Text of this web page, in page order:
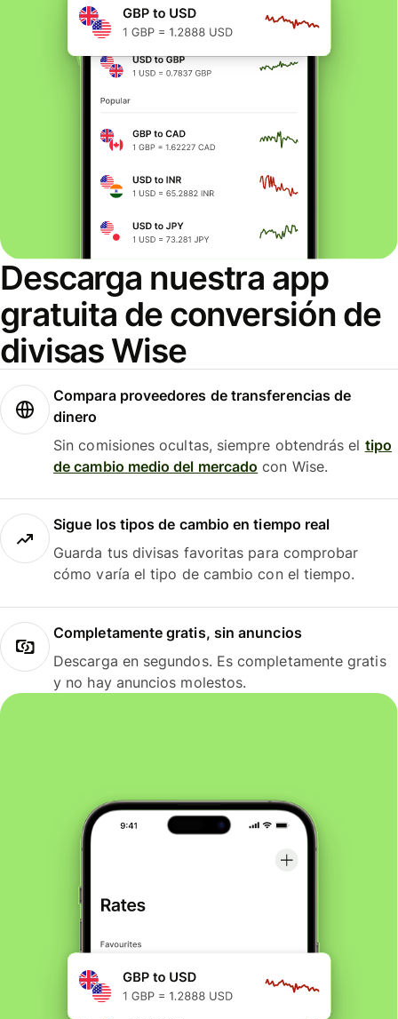
Descarga nuestra app
gratuita de conversión de
divisas Wise
Compara proveedores de transferencias de
dinero
Sin comisiones ocultas, siempre obtendrás el tipo
de cambio medio del mercado con Wise.
Sigue los tipos de cambio en tiempo real
Guarda tus divisas favoritas para comprobar
cómo varía el tipo de cambio con el tiempo.
Completamente gratis, sin anuncios
Descarga en segundos. Es completamente gratis
y no hay anuncios molestos.